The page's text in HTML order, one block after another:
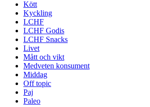
Kött
Kyckling
LCHF
LCHF Godis
LCHF Snacks
Livet
Mått och vikt
Medveten konsument
Middag
Off topic
Paj
Paleo